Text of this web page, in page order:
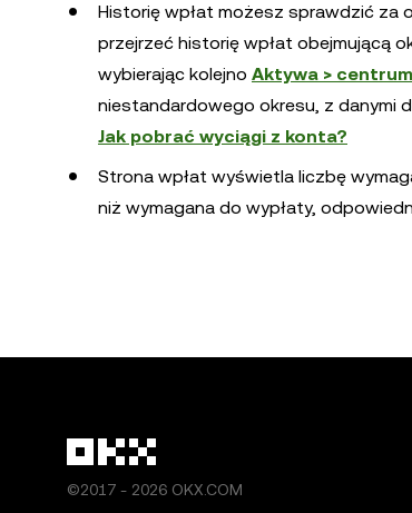
Historię wpłat możesz sprawdzić za
przejrzeć historię wpłat obejmującą
wybierając kolejno Aktywa >
niestandardowego okresu, z danymi
Jak pobrać wyciągi z konta?
Strona wpłat wyświetla liczbę
niż wymagana do wypłaty,
©2017 - 2026 OKX.COM